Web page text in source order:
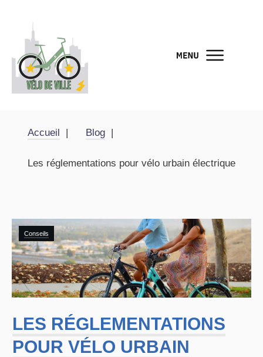
Accueil Blog
Les réglementations pour vélo urbain électrique
Conseils
LES RÉGLEMENTATIONS
POUR VÉLO URBAIN